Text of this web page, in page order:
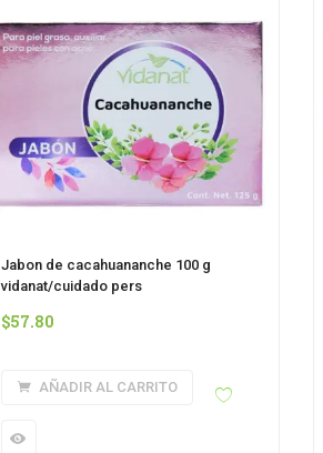
Jabon de cacahuananche 100 g
vidanat/cuidado pers
$57.80
AÑADIR AL CARRITO